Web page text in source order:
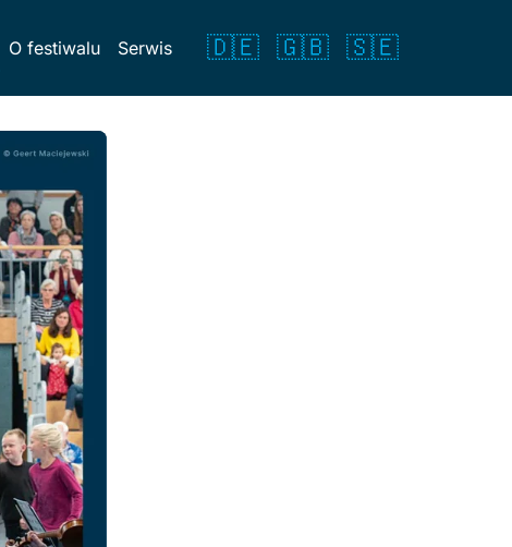
O festiwalu Serwis 🇩🇪 🇬🇧 🇸🇪